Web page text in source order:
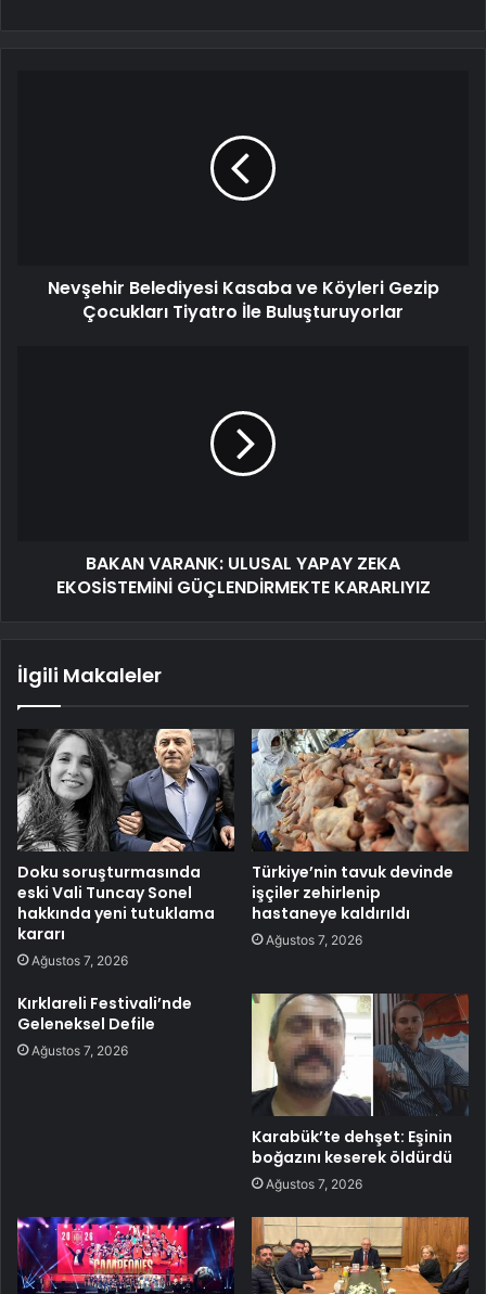
Nevşehir Belediyesi Kasaba ve Köyleri Gezip
Çocukları Tiyatro İle Buluşturuyorlar
BAKAN VARANK: ULUSAL YAPAY ZEKA
EKOSİSTEMİNİ GÜÇLENDİRMEKTE KARARLIYIZ
İlgili Makaleler
Doku soruşturmasında
eski Vali Tuncay Sonel
hakkında yeni tutuklama
kararı
Ağustos 7, 2026
Türkiye’nin tavuk devinde
işçiler zehirlenip
hastaneye kaldırıldı
Ağustos 7, 2026
Kırklareli Festivali’nde
Geleneksel Defile
Ağustos 7, 2026
Karabük’te dehşet: Eşinin
boğazını keserek öldürdü
Ağustos 7, 2026